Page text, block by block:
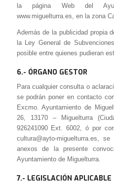
la página Web del
www.miguelturra.es, en la zona
Además de la publicidad propia
la Ley General de
posible entre quienes pudieran
6.- ÓRGANO GESTOR
Para cualquier consulta o
se podrán poner en contacto
Excmo. Ayuntamiento de
26, 13170 – Miguelturra
926241090 Ext. 6002, ó por
cultura@ayto-miguelturra.es,
anexos de la presente
Ayuntamiento de Miguelturra.
7.- LEGISLACIÓN APLICABLE